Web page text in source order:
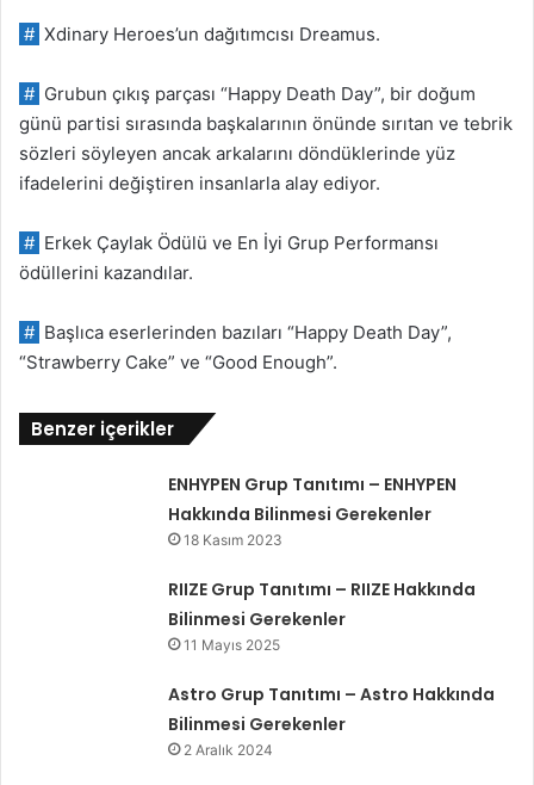
# Xdinary Heroes’un dağıtımcısı Dreamus.
# Grubun çıkış parçası “Happy Death Day”, bir doğum
günü partisi sırasında başkalarının önünde sırıtan ve tebrik
sözleri söyleyen ancak arkalarını döndüklerinde yüz
ifadelerini değiştiren insanlarla alay ediyor.
# Erkek Çaylak Ödülü ve En İyi Grup Performansı
ödüllerini kazandılar.
# Başlıca eserlerinden bazıları “Happy Death Day”,
“Strawberry Cake” ve “Good Enough”.
Benzer içerikler
ENHYPEN Grup Tanıtımı – ENHYPEN
Hakkında Bilinmesi Gerekenler
18 Kasım 2023
RIIZE Grup Tanıtımı – RIIZE Hakkında
Bilinmesi Gerekenler
11 Mayıs 2025
Astro Grup Tanıtımı – Astro Hakkında
Bilinmesi Gerekenler
2 Aralık 2024